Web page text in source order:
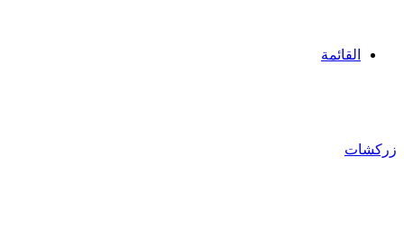
القائمة
زركشات